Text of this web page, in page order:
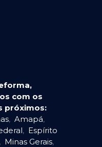
com os
próximos:
, Amapá,
, Espírito
, Minas Gerais,